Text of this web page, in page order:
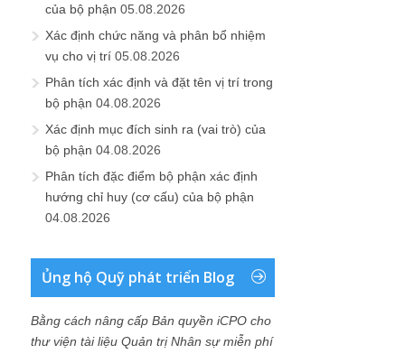
của bộ phận 05.08.2026
Xác định chức năng và phân bổ nhiệm
vụ cho vị trí 05.08.2026
Phân tích xác định và đặt tên vị trí trong
bộ phận 04.08.2026
Xác định mục đích sinh ra (vai trò) của
bộ phận 04.08.2026
Phân tích đặc điểm bộ phận xác định
hướng chỉ huy (cơ cấu) của bộ phận
04.08.2026
Ủng hộ Quỹ phát triển Blog
Bằng cách nâng cấp Bản quyền iCPO cho
thư viện tài liệu Quản trị Nhân sự miễn phí